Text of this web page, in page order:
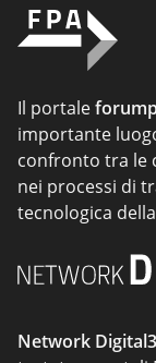
Il portale
importante
confronto tra le
nei processi di
tecnologica
Network